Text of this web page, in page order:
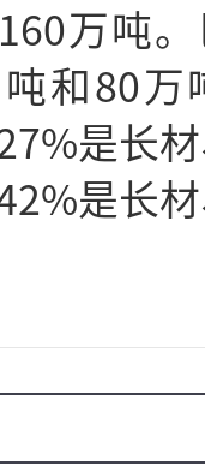
万吨
和80
是长
是长